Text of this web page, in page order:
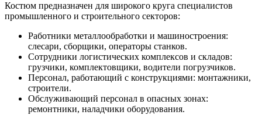
Костюм предназначен для широкого круга специалистов
промышленного и строительного секторов:
Работники металлообработки и машиностроения:
слесари, сборщики, операторы станков.
Сотрудники логистических комплексов и складов:
грузчики, комплектовщики, водители погрузчиков.
Персонал, работающий с конструкциями: монтажники,
строители.
Обслуживающий персонал в опасных зонах:
ремонтники, наладчики оборудования.